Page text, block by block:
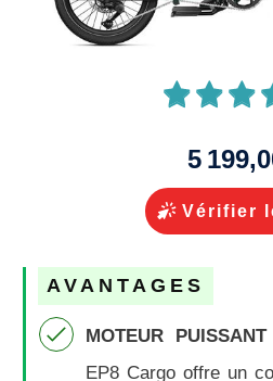
5
Vérifier
AVANTAGES
MOTEUR
EP8 Cargo offre un